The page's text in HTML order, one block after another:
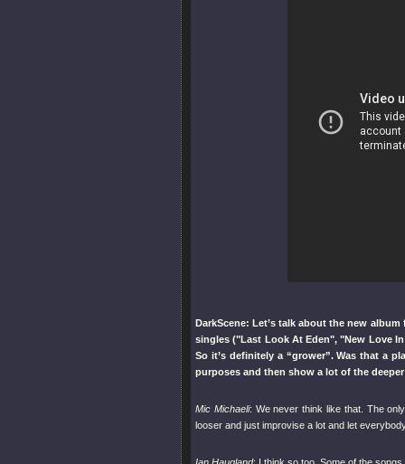
DarkScene: Let’s talk about the new
singles ("Last Look At Eden","New Love
So it’s definitely a “grower”. Was that a
purposes and then show a lot of the
Mic Michaeli: We never think like that. The
looser and just improvise a lot and let